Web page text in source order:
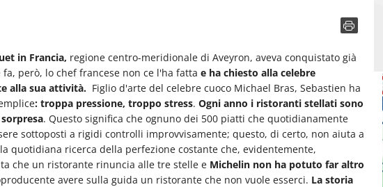
in Francia, regione centro-meridionale di Aveyron, aveva conquistato già
però, lo chef francese non ce l'ha fatta e ha chiesto alla celebre
alla sua attività. Figlio d'arte del celebre cuoco Michael Bras, Sebastien ha
: troppa pressione, troppo stress. Ogni anno i ristoranti stellati sono
. Questo significa che ognuno dei 500 piatti che quotidianamente
sottoposti a rigidi controlli improvvisamente; questo, di certo, non aiuta a
quotidiana ricerca della perfezione costante che, evidentemente,
che un ristorante rinuncia alle tre stelle e Michelin non ha potuto far altro
avere sulla guida un ristorante che non vuole esserci. La storia